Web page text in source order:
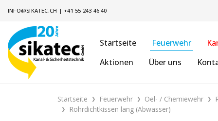
INFO@SIKATEC.CH |+41 55 243 46 40
Startseite
Feuerwehr
Aktionen
Über uns
Startseite Feuerwehr Oel- / Chemiewehr
Rohrdichtkissen lang (Abwasser)